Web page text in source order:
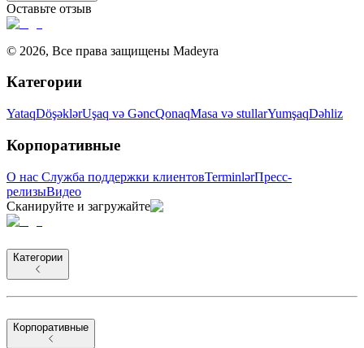
Оставьте отзыв
© 2026, Все права защищены Madeyra
Категории
YataqDöşəklərUşaq və GəncQonaqMasa və stullarYumşaqDəhliz
Корпоративные
О нас Служба поддержки клиентовTerminlərПресс-
релизыВидео
Сканируйте и загружайте
Категории
Корпоративные